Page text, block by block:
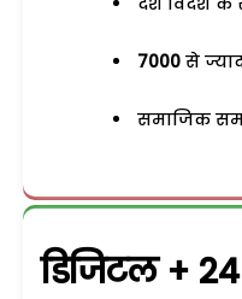
7000 से
समाजिक
डिजिटल +